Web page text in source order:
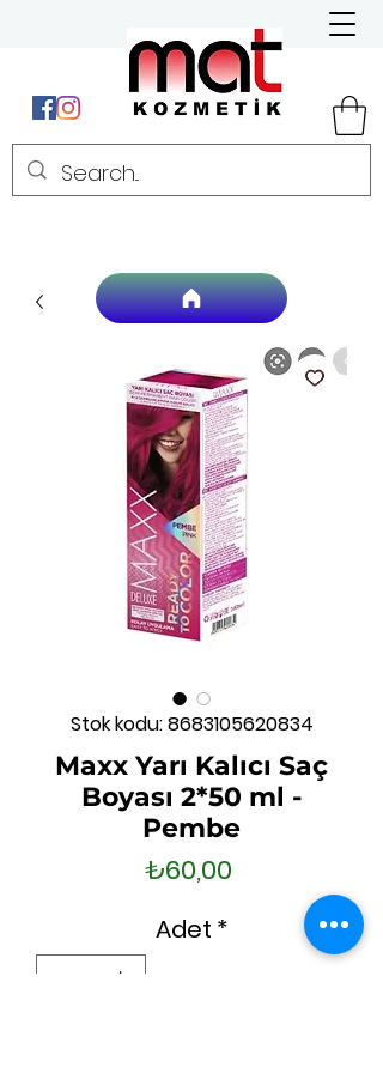
Stok kodu: 8683105620834
Maxx Yarı Kalıcı Saç
Boyası 2*50 ml -
Pembe
₺60,00
Adet *